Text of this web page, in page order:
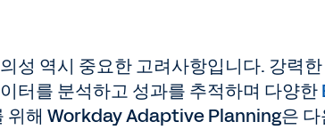
성 역시 중요한 고려사항입니다. 강력
터를 분석하고 성과를 추적하며 다양한
위해 Workday Adaptive Planning은 다